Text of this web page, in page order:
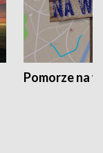
Pomorze na